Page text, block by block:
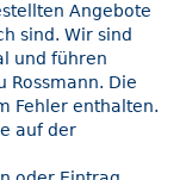
Angebote
sind. Wir sind
und führen
Rossmann. Die
Fehler enthalten.
auf der